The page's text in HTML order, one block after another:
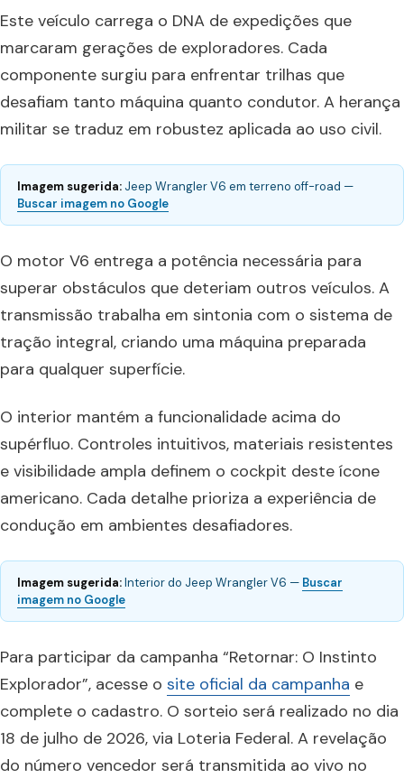
Este veículo carrega o DNA de expedições que
marcaram gerações de exploradores. Cada
componente surgiu para enfrentar trilhas que
desafiam tanto máquina quanto condutor. A herança
militar se traduz em robustez aplicada ao uso civil.
Imagem sugerida: Jeep Wrangler V6 em terreno off-road —
Buscar imagem no Google
O motor V6 entrega a potência necessária para
superar obstáculos que deteriam outros veículos. A
transmissão trabalha em sintonia com o sistema de
tração integral, criando uma máquina preparada
para qualquer superfície.
O interior mantém a funcionalidade acima do
supérfluo. Controles intuitivos, materiais resistentes
e visibilidade ampla definem o cockpit deste ícone
americano. Cada detalhe prioriza a experiência de
condução em ambientes desafiadores.
Imagem sugerida:Interior do Jeep Wrangler V6 — Buscar
imagem no Google
Para participar da campanha “Retornar: O Instinto
Explorador”, acesse o site oficial da campanha e
complete o cadastro. O sorteio será realizado no dia
18 de julho de 2026, via Loteria Federal. A revelação
do número vencedor será transmitida ao vivo no